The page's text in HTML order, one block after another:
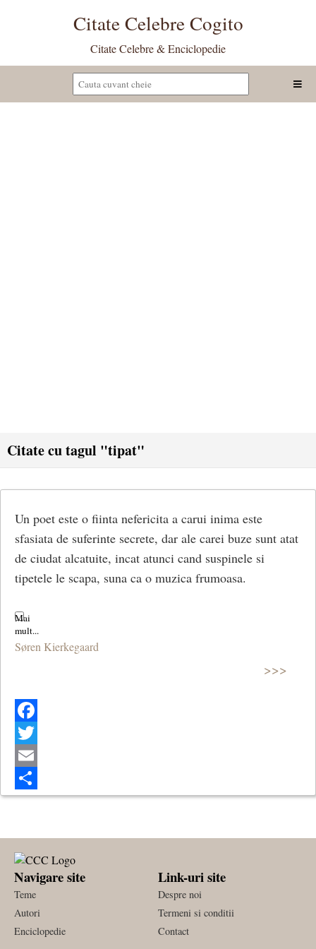
Citate Celebre Cogito
Citate Celebre & Enciclopedie
Citate cu tagul "tipat"
Un poet este o fiinta nefericita a carui inima este
sfasiata de suferinte secrete, dar ale carei buze sunt atat
de ciudat alcatuite, incat atunci cand suspinele si
tipetele le scapa, suna ca o muzica frumoasa.
Søren Kierkegaard
>>>
Facebook
Twitter
Email
Share
Navigare site
Teme
Autori
Enciclopedie
Link-uri site
Despre noi
Termeni si conditii
Contact